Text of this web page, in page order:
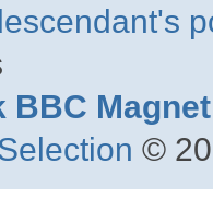
BBC Magnet
©